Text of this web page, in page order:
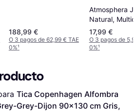
188,99 €
O 3 pagos de 62,99 € TAE
0%¹
Atmosphera
Natural,
Beige 80cm
17,99 €
O 3 pagos de
0%¹
Tica Copenhagen Alfombra
Grey-Dijon 90x130 cm Gris,